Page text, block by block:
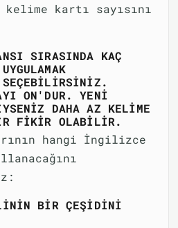
kelime kartı sayısını
SIRASINDA KAÇ
ON'DUR. YENI
DAHA AZ KELIME
FIKIR OLABILIR.
hangi İngilizce
BIR ÇEŞIDINI